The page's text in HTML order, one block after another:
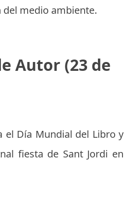
medio ambiente.
Autor (23 de
el Día Mundial del Libro y
fiesta de Sant Jordi en